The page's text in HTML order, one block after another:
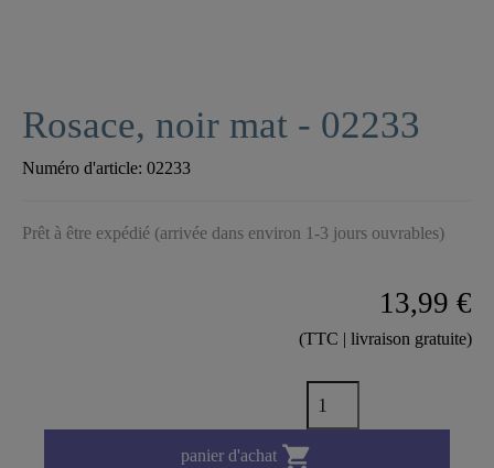
Rosace, noir mat - 02233
Numéro d'article: 02233
Prêt à être expédié (arrivée dans environ 1-3 jours ouvrables)
13,99 €
(TTC | livraison gratuite)
panier d'achat 